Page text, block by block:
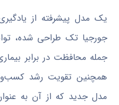
یک مدل پیشرفته از
جورجیا تک طراحی شده،
جمله محافظت در برابر
همچنین تقویت رشد
مدل جدید که از آن به